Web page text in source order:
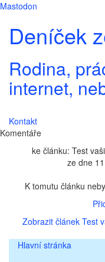
Mastodon
Deníček
Rodina,
internet,
Kontakt
Komentáře
ke článku: Test
ze dne
K tomutu článku
Zobrazit článek Test
Hlavní stránka